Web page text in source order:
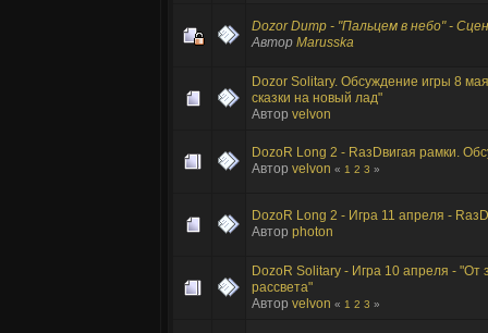
Dozor Dump - "Пальцем в небо" -
Автор Marusska
Dozor Solitary. Обсуждение игры 8
сказки на новый лад"
Автор velvon
DozoR Long 2 - RaзDвигая рамки.
Автор velvon « 1 2 3 »
DozoR Long 2 - Игра 11 апреля -
Автор photon
DozoR Solitary - Игра 10 апреля - "От
рассвета"
Автор velvon « 1 2 3 »